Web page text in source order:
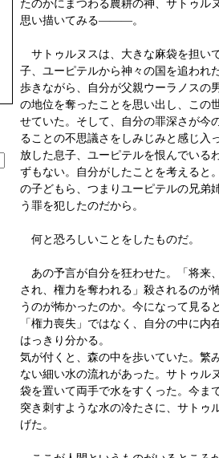
たのかにまつわる農耕の神、サトゥル
思い描いてみる―――。
サトゥルヌスは、大きな麻袋を担い
子、ユーピテルから神々の国を追われ
歩きながら、自分が父親ウーラノスの
の地位を奪ったことを思い出し、この
せていた。そして、自分の罪深さが今
ることの不思議さをしみじみと感じ入
放した息子、ユーピテルを恨んでいる
ずもない。自分がしたことを考えると
の子どもら、つまりユーピテルの兄弟
う罪を犯したのだから。
何と恐ろしいことをしたものだ。
あの予言が自分を狂わせた。「将来
され、権力を奪われる」殺されるのが
うのが怖かったのか。今になって見る
「権力喪失」ではなく、自分の中に内
はっきり分かる。
気が付くと、森の中を歩いていた。繁
ない細い水の流れがあった。サトゥル
袋を置いて両手で水をすくった。今ま
突き刺すような水の冷たさに、サトゥ
げた。